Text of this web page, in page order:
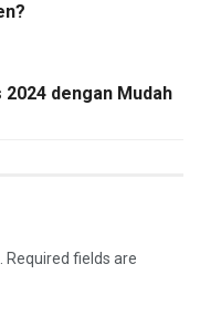
dengan Mudah
Required fields are